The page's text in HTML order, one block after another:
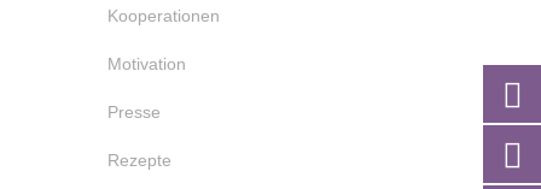
Kooperationen
Motivation
Presse
Rezepte